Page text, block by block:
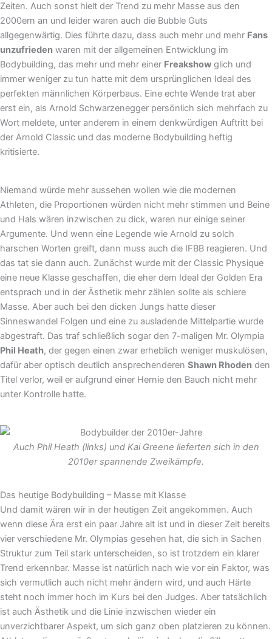
Zeiten. Auch sonst hielt der Trend zu mehr Masse aus den
2000ern an und leider waren auch die Bubble Guts
allgegenwärtig. Dies führte dazu, dass auch mehr und mehr Fans
unzufrieden waren mit der allgemeinen Entwicklung im
Bodybuilding, das mehr und mehr einer Freakshow glich und
immer weniger zu tun hatte mit dem ursprünglichen Ideal des
perfekten männlichen Körperbaus. Eine echte Wende trat aber
erst ein, als Arnold Schwarzenegger persönlich sich mehrfach zu
Wort meldete, unter anderem in einem denkwürdigen Auftritt bei
der Arnold Classic und das moderne Bodybuilding heftig
kritisierte.
Niemand würde mehr aussehen wollen wie die modernen
Athleten, die Proportionen würden nicht mehr stimmen und Beine
und Hals wären inzwischen zu dick, waren nur einige seiner
Argumente. Und wenn eine Legende wie Arnold zu solch
harschen Worten greift, dann muss auch die IFBB reagieren. Und
das tat sie dann auch. Zunächst wurde mit der Classic Physique
eine neue Klasse geschaffen, die eher dem Ideal der Golden Era
entsprach und in der Ästhetik mehr zählen sollte als schiere
Masse. Aber auch bei den dicken Jungs hatte dieser
Sinneswandel Folgen und eine zu ausladende Mittelpartie wurde
abgestraft. Das traf schließlich sogar den 7-maligen Mr. Olympia
Phil Heath, der gegen einen zwar erheblich weniger muskulösen,
dafür aber optisch deutlich ansprechenderen Shawn Rhoden den
Titel verlor, weil er aufgrund einer Hernie den Bauch nicht mehr
unter Kontrolle hatte.
Auch Phil Heath (links) und Kai Greene lieferten sich in den
2010er spannende Zweikämpfe.
Das heutige Bodybuilding – Masse mit Klasse
Und damit wären wir in der heutigen Zeit angekommen. Auch
wenn diese Ära erst ein paar Jahre alt ist und in dieser Zeit bereits
vier verschiedene Mr. Olympias gesehen hat, die sich in Sachen
Struktur zum Teil stark unterscheiden, so ist trotzdem ein klarer
Trend erkennbar. Masse ist natürlich nach wie vor ein Faktor, was
sich vermutlich auch nicht mehr ändern wird, und auch Härte
steht noch immer hoch im Kurs bei den Judges. Aber tatsächlich
ist auch Ästhetik und die Linie inzwischen wieder ein
unverzichtbarer Aspekt, um sich ganz oben platzieren zu können.